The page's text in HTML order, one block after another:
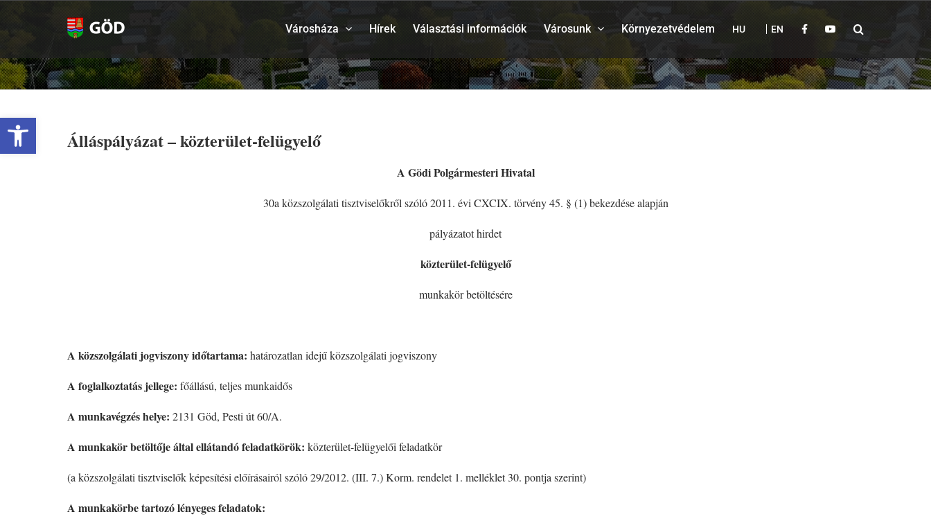
Eszköztár megnyitása
Városháza Hírek Választási információk Városunk Környezetvédelem HU EN
Álláspályázat – közterület-felügyelő
A Gödi Polgármesteri Hivatal
30a közszolgálati tisztviselőkről szóló 2011. évi CXCIX. törvény 45. § (1) bekezdése alapján
pályázatot hirdet
közterület-felügyelő
munkakör betöltésére
A közszolgálati jogviszony időtartama: határozatlan idejű közszolgálati jogviszony
A foglalkoztatás jellege: főállású, teljes munkaidős
A munkavégzés helye: 2131 Göd, Pesti út 60/A.
A munkakör betöltője által ellátandó feladatkörök: közterület-felügyelői feladatkör
(a közszolgálati tisztviselők képesítési előírásairól szóló 29/2012. (III. 7.) Korm. rendelet 1. melléklet 30. pontja szerint)
A munkakörbe tartozó lényeges feladatok: